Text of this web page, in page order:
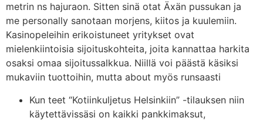
metrin ns hajuraon. Sitten sinä otat Äxän pussukan ja
me personally sanotaan morjens, kiitos ja kuulemiin.
Kasinopeleihin erikoistuneet yritykset ovat
mielenkiintoisia sijoituskohteita, joita kannattaa harkita
osaksi omaa sijoitussalkkua. Niillä voi päästä käsiksi
mukaviin tuottoihin, mutta about myös runsaasti
Kun teet “Kotiinkuljetus Helsinkiin” -tilauksen niin
käytettävissäsi on kaikki pankkimaksut,